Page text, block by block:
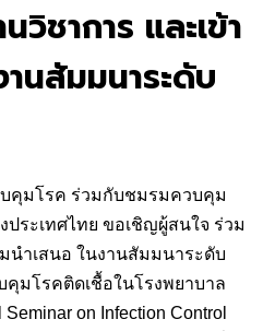
ชาการ และเข้า
นสัมมนาระดับ
คุมโรค ร่วมกับชมรมควบคุม
ระเทศไทย ขอเชิญผู้สนใจ ร่วม
นำเสนอ ในงานสัมมนาระดับ
คุมโรคติดเชื้อในโรงพยาบาล
on Infection Control